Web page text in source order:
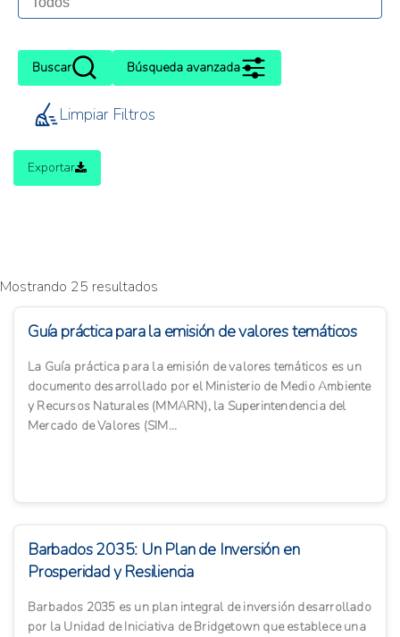
Buscar Búsqueda avanzada
Limpiar Filtros
Exportar
Mostrando 25 resultados
Guía práctica para la emisión de valores temáticos
La Guía práctica para la emisión de valores temáticos es un
documento desarrollado por el Ministerio de Medio Ambiente
y Recursos Naturales (MMARN), la Superintendencia del
Mercado de Valores (SIM...
Barbados 2035: Un Plan de Inversión en
Prosperidad y Resiliencia
Barbados 2035 es un plan integral de inversión desarrollado
por la Unidad de Iniciativa de Bridgetown que establece una